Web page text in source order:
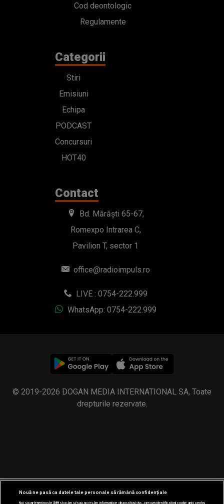
Cod deontologic
Regulamente
Categorii
Stiri
Emisiuni
Echipa
PODCAST
Concursuri
HOT40
Contact
Bd. Mărăști 65-67,
Romexpo Intrarea C,
Pavilion T, sector 1
office@radioimpuls.ro
LIVE : 0754-222.999
WhatsApp: 0754-222.999
© 2019-2026 DOGAN MEDIA INTERNATIONAL SA, Toate
drepturile rezervate.
Nouă ne pasă ca datele tale personale să rămână confidențiale
Noi și partenerii noștri589stocăm și/sau accesăm informații pe dispozitivul dvs., precum identificatorii cookie unici pentru